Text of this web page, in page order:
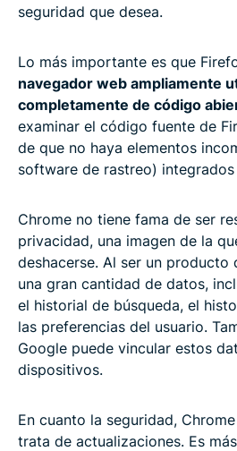
seguridad que desea.
Lo más importante es que
navegador web ampliamente
completamente de código
examinar el código fuente de
de que no haya elementos
software de rastreo)
Chrome no tiene fama de ser
privacidad, una imagen de la
deshacerse. Al ser un producto
una gran cantidad de datos,
el historial de búsqueda, el
las preferencias del usuario.
Google puede vincular estos
dispositivos.
En cuanto la seguridad,
trata de actualizaciones. Es